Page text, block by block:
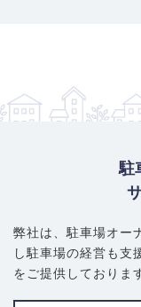
駐
弊社は、駐車場オー
し駐車場の経営も支
をご提供しておりま